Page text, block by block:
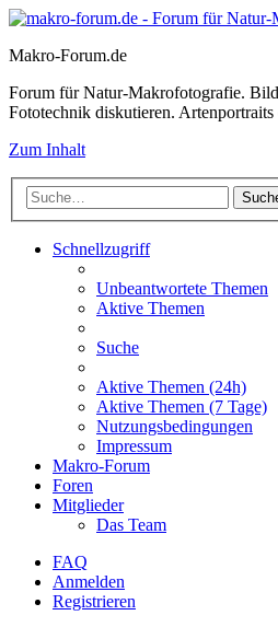
Makro-Forum.de
Forum für Natur-Makrofotografie.
Fototechnik diskutieren. Artenportraits
Zum Inhalt
Schnellzugriff
Unbeantwortete Themen
Aktive Themen
Suche
Aktive Themen (24h)
Aktive Themen (7 Tage)
Nutzungsbedingungen
Impressum
Makro-Forum
Foren
Mitglieder
Das Team
FAQ
Anmelden
Registrieren